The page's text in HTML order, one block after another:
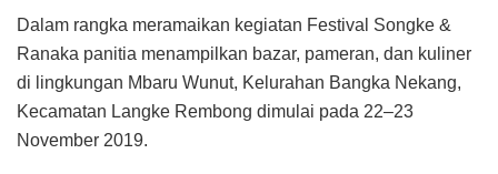
Dalam rangka meramaikan kegiatan Festival Songke &
Ranaka panitia menampilkan bazar, pameran, dan kuliner
di lingkungan Mbaru Wunut, Kelurahan Bangka Nekang,
Kecamatan Langke Rembong dimulai pada 22–23
November 2019.